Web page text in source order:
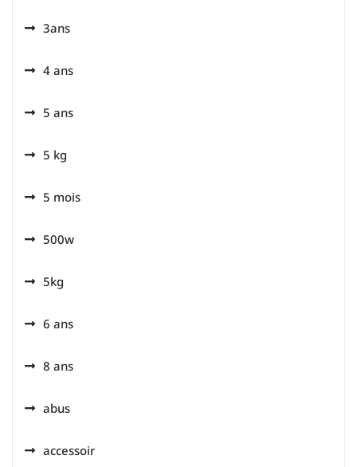
3ans
4 ans
5 ans
5 kg
5 mois
500w
5kg
6 ans
8 ans
abus
accessoir